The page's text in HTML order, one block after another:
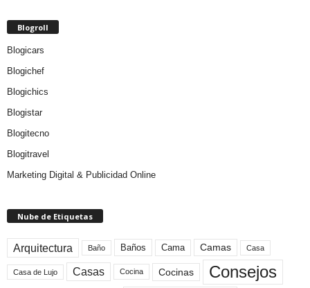
Blogroll
Blogicars
Blogichef
Blogichics
Blogistar
Blogitecno
Blogitravel
Marketing Digital & Publicidad Online
Nube de Etiquetas
Arquitectura Baño Baños Cama Camas Casa
Casa de Lujo Casas Cocina Cocinas Consejos